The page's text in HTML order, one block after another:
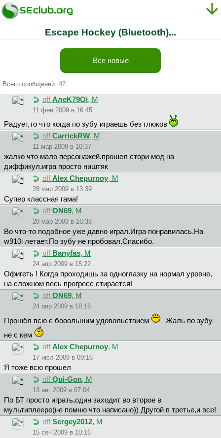
Escape Hockey (Bluetooth)...
Все новые
Всего сообщений: 42
off AлeK79Oi, М
11 фев 2009 в 16:45
Радует,то что когда по зубу играешь без глюков
off CarrickRW, М
11 мар 2009 в 10:37
жалко что мало персонажей.прошел стори мод на
диффикул.игра просто ништяк
off Alex Chepurnoy, М
28 мар 2009 в 13:39
Супер классная гама!
off ON69, М
28 мар 2009 в 16:38
Во что-то подобное уже давно играл.Игра понравилась.На
w910i летает.По зубу не пробовал.Спасибо.
off Banyfas, М
24 апр 2009 в 15:22
Офигеть ! Когда проходишь за одноглазку на нормал уровне,
на сложном весь прогресс стирается!
off ON69, М
24 апр 2009 в 18:16
Прошёл всю с бооольшим удовольствием
Жаль по зубу
не с кем
off Alex Chepurnoy, М
17 июл 2009 в 09:16
Я тоже всю прошел
off Qui-Gon, М
13 авг 2009 в 07:04
По БТ просто играть,один заходит во второе в
мультиплеере(не помню что написано)) Другой в третье,и все!
off Sergey2012, М
15 сен 2009 в 10:16